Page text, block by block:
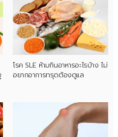
โรค SLE ห้ามกินอาหารอะไรบ้าง ไม่
อยากอาการทรุดต้องดูแล